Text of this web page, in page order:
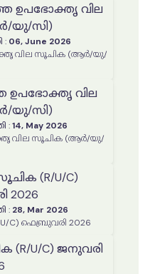
ഉപഭോക്തൃ വില
യു/സി)
: 06, June 2026
വില സൂചിക (ആർ/യു/
ഉപഭോക്തൃ വില
യു/സി)
:14, May 2026
വില സൂചിക (ആർ/യു/
(R/U/C)
2026
: 28, Mar 2026
ഉപഭോക്തൃ വില സൂചിക (R/U/C) ഫെബ്രുവരി 2026
U/C) ജനുവരി